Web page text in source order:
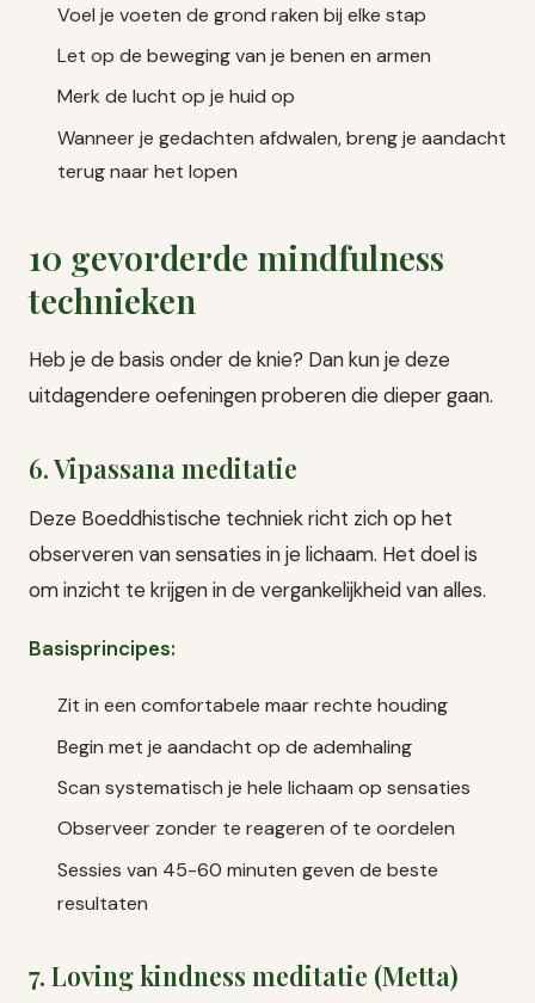
Voel je voeten de grond raken bij elke stap
Let op de beweging van je benen en armen
Merk de lucht op je huid op
Wanneer je gedachten afdwalen, breng je aandacht
terug naar het lopen
10 gevorderde mindfulness
technieken
Heb je de basis onder de knie? Dan kun je deze
uitdagendere oefeningen proberen die dieper gaan.
6. Vipassana meditatie
Deze Boeddhistische techniek richt zich op het
observeren van sensaties in je lichaam. Het doel is
om inzicht te krijgen in de vergankelijkheid van alles.
Basisprincipes:
Zit in een comfortabele maar rechte houding
Begin met je aandacht op de ademhaling
Scan systematisch je hele lichaam op sensaties
Observeer zonder te reageren of te oordelen
Sessies van 45-60 minuten geven de beste
resultaten
7. Loving kindness meditatie (Metta)